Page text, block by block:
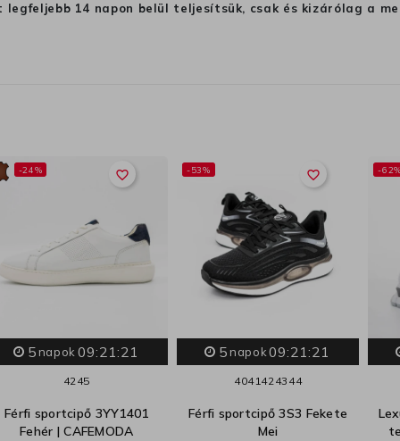
14 napon belül teljesítsük, csak és kizárólag a
favorite_border
-24%
5napok09:21:20
4245
Férfi sportcipő 3YY1401
Fehér | CAFEMODA
favorite_border
-53%
5napok09:21:20
40414243 44
Férfi sportcipő 3S3 Fekete
Mei
-62%